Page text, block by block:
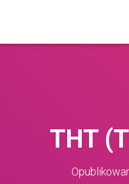
THT